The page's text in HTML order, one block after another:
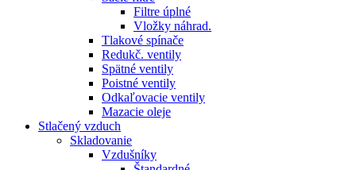
Filtre úplné
Vložky náhrad.
Tlakové spínače
Redukč. ventily
Spätné ventily
Poistné ventily
Odkaľovacie ventily
Mazacie oleje
Stlačený vzduch
Skladovanie
Vzdušníky